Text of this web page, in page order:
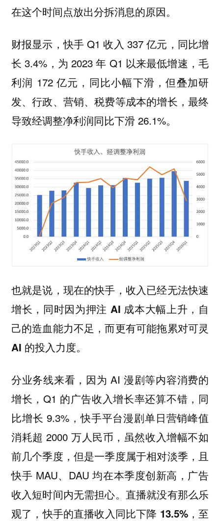
在这个时间点放出分拆消息的原因。
财报显示，快手 Q1 收入 337 亿元，同比增
长 3.4%，为 2023 年 Q1 以来最低增速，毛
利润 172 亿元，同比小幅下滑，但叠加研
发、行政、营销、税费等成本的增长，最终
导致经调整净利润同比下滑 26.1%。
也就是说，现在的快手，收入已经无法快速
增长，同时因为押注 AI 成本大幅上升，自
己的造血能力不足，而更有可能拖累对可灵
AI 的投入力度。
分业务线来看，因为 AI 漫剧等内容消费的
增长，Q1 的广告收入增长率还算不错，同
比增长 9.3%，快手平台漫剧单日营销峰值
消耗超 2000 万人民币，虽然收入增幅不如
前几个季度，但是一季度属于相对淡季，且
快手 MAU、DAU 均在本季度创新高，广告
收入短时间内无需担心。直播就没有那么乐
观了，快手的直播收入同比下降 13.5%，至